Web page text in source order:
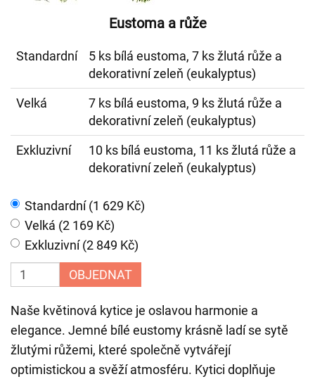
Eustoma a růže
Standardní
5 ks bílá eustoma, 7 ks žlutá růže a
dekorativní zeleň (eukalyptus)
Velká
7 ks bílá eustoma, 9 ks žlutá růže a
dekorativní zeleň (eukalyptus)
Exkluzivní
10 ks bílá eustoma, 11 ks žlutá růže a
dekorativní zeleň (eukalyptus)
Standardní (1 629 Kč)
Velká (2 169 Kč)
Exkluzivní (2 849 Kč)
OBJEDNAT
Naše květinová kytice je oslavou harmonie a
elegance. Jemné bílé eustomy krásně ladí se sytě
žlutými růžemi, které společně vytvářejí
optimistickou a svěží atmosféru. Kytici doplňuje